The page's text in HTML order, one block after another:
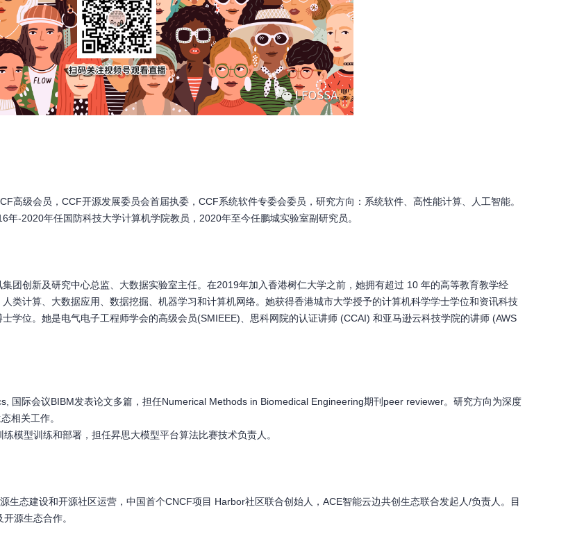
高级会员，CCF开源发展委员会首届执委，CCF系统软件专委会委员，研究方向：系统软件、高性能计算、人工智能。
-2020年任国防科技大学计算机学院教员，2020年至今任鹏城实验室副研究员。
团创新及研究中心总监、大数据实验室主任。在2019年加入香港树仁大学之前，她拥有超过 10 年的高等教育教学经
类计算、大数据应用、数据挖掘、机器学习和计算机网络。她获得香港城市大学授予的计算机科学学士学位和资讯科技
学位。她是电气电子工程师学会的高级会员(SMIEEE)、思科网院的认证讲师 (CCAI) 和亚马逊云科技学院的讲师 (AWS
国际会议BIBM发表论文多篇，担任Numerical Methods in Biomedical Engineering期刊peer reviewer。研究方向为深度
相关工作。
模型训练和部署，担任昇思大模型平台算法比赛技术负责人 。
态建设和开源社区运营，中国首个CNCF项目 Harbor社区联合创始人，ACE智能云边共创生态联合发起人/负责人。目
源生态合作。